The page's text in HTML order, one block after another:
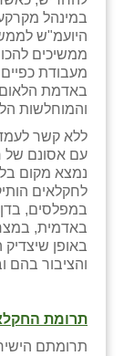
במינהל
היועמ"ש
ממשיכים
מעבודת כפיים
באדמת
והמוחלשות
ללא קשר
עם אסונם של
נמצא מקום
לחקלאים
במפלסים,
באדמית,
באופן
והציבור בהם
תרומת
תרומתם